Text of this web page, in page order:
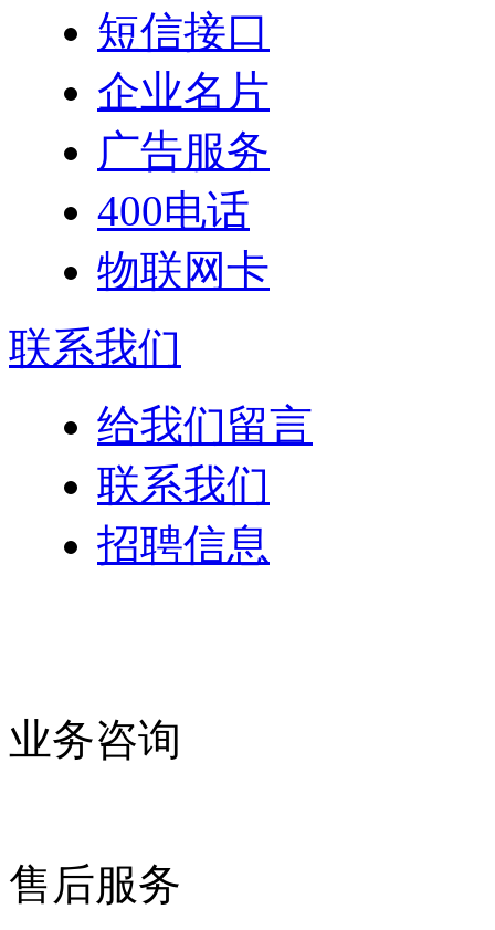
短信接口
企业名片
广告服务
400电话
物联网卡
联系我们
给我们留言
联系我们
招聘信息
业务咨询
售后服务